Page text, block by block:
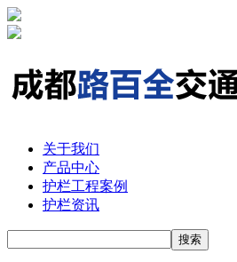
关于我们
产品中心
护栏工程案例
护栏资讯